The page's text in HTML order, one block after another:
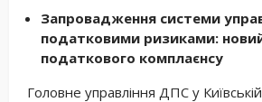
Запровадження системи
податковими ризиками:
податкового комплаєнсу
Головне управління ДПС у